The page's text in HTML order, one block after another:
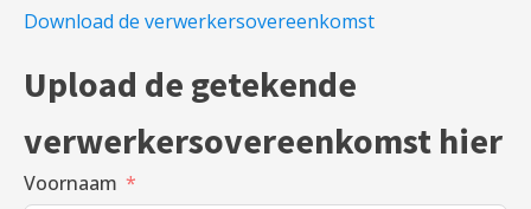
Download de verwerkersovereenkomst
Upload de getekende
verwerkersovereenkomst hier
Voornaam